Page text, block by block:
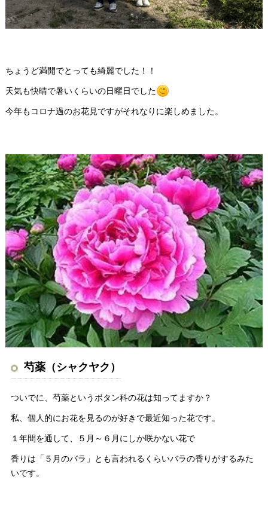
ちょうど満開でとっても綺麗でした！！
天気も快晴で暑いくらいの日曜日でした
今年もコロナ過のお花見ですがそれなりに楽しめました。
芍薬（シャクヤク）
ついでに、芍薬というボタン科の花は知ってますか？
私、個人的にお花を見るのが好きで最近知った花です。
１年間を通して、５月～６月にしか咲かない花で
香りは「５月のバラ」とも言われるくらいバラの香りがするみた
いです。